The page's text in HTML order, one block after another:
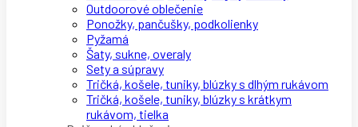
Outdoorové oblečenie
Ponožky, pančušky, podkolienky
Pyžamá
Šaty, sukne, overaly
Sety a súpravy
Tričká, košele, tuniky, blúzky s dlhým rukávom
Tričká, košele, tuniky, blúzky s krátkym
rukávom, tielka